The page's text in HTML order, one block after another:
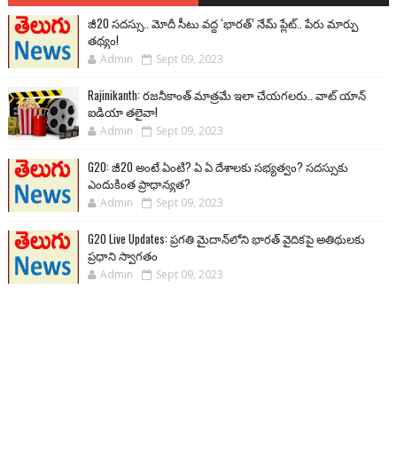
జీ20 సదస్సు.. మోదీ సీటు వద్ద ‘భారత్’ నేమ్ ప్లేట్‌.. పేరు మార్పు
తథ్యం!
Admin Sept 09, 2023
Rajinikanth: రజనీకాంత్ మాత్రమే ఇలా చేయగలరు.. వాట్ యాన్
ఐడియా తలైవా!
Admin Sept 09, 2023
G20: జీ20 అంటే ఏంటి? ఏ ఏ దేశాలకు సభ్యత్వం? సదస్సుకు
ఎందుకింత ప్రాధాన్యత?
Admin Sept 09, 2023
G20 Live Updates: ప్రగతి మైదాన్‌లోని భారత్ వైదికపై అతిథులకు
ప్రధాని స్వాగతం
Admin Sept 09, 2023